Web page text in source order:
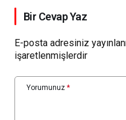
Bir Cevap Yaz
E-posta adresiniz
işaretlenmişlerdir
Yorumunuz *